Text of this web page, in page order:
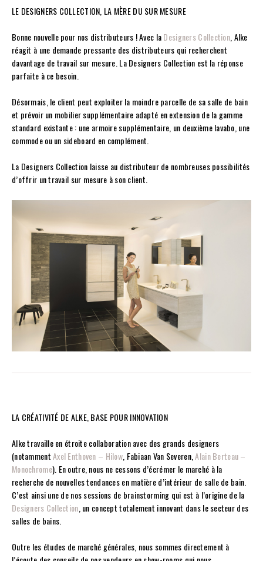
LE DESIGNERS COLLECTION, LA MÈRE DU SUR MESURE
Bonne nouvelle pour nos distributeurs ! Avec laDesigners Collection , Alke
réagit à une demande pressante des distributeurs qui recherchent
davantage de travail sur mesure. La Designers Collection est la réponse
parfaite à ce besoin.
Désormais, le client peut exploiter la moindre parcelle de sa salle de bain
et prévoir un mobilier supplémentaire adapté en extension de la gamme
standard existante : une armoire supplémentaire, un deuxième lavabo, une
commode ou un sideboard en complément.
La Designers Collection laisse au distributeur de nombreuses possibilités
d’offrir un travail sur mesure à son client.
LA CRÉATIVITÉ DE ALKE, BASE POUR INNOVATION
Alke travaille en étroite collaboration avec des grands designers
(notammentAxel Enthoven – Hilow, Fabiaan Van Severen,Alain Berteau –
Monochrome). En outre, nous ne cessons d’écrémer le marché à la
recherche de nouvelles tendances en matière d’intérieur de salle de bain.
C’est ainsi une de nos sessions de brainstorming qui est à l’origine de la
Designers Collection , un concept totalement innovant dans le secteur des
salles de bains.
Outre les études de marché générales, nous sommes directement à